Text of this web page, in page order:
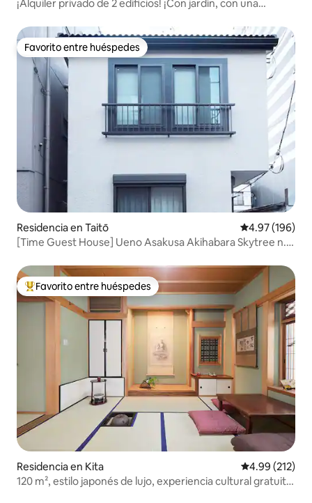
¡Alquiler privado de 2 edificios! ¡Con jardín, con una
máximo de 8 personas! Cerca de la estación, calefacción
por suelo radiante, wifi
Favorito entre huéspedes
Favorito entre huéspedes
Residencia en Taitō Calificación
4.97 (196)
[Time Guest House] Ueno Asakusa Akihabara Skytree n.º
De los mejores en Favorito entre huéspedes
Favorito entre huéspedes
Residencia en Kita Calificación
4.99 (212)
120 m², estilo japonés de lujo, experiencia cultural gratuita,